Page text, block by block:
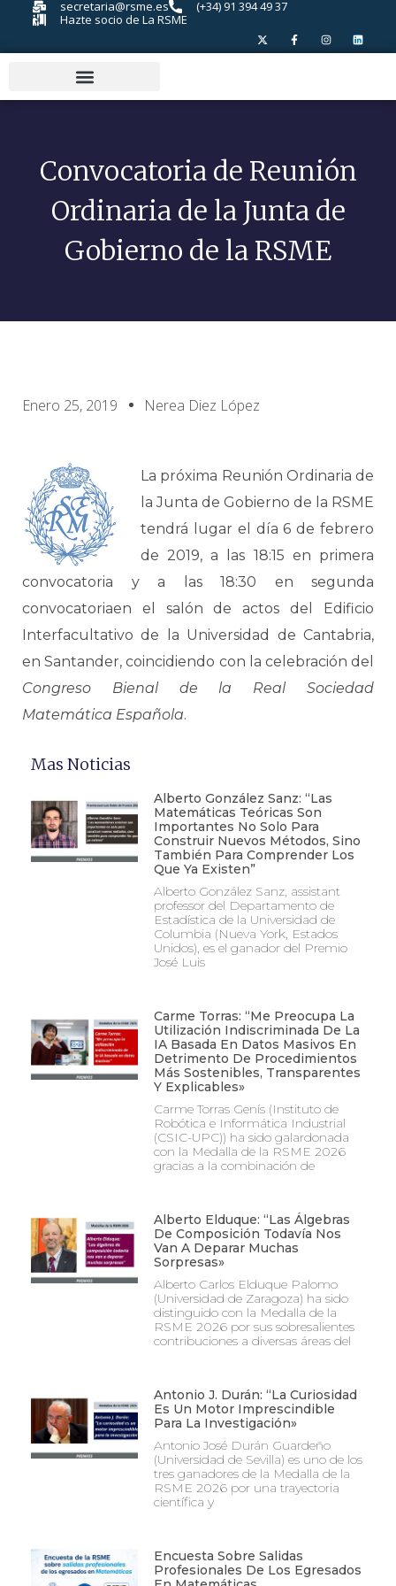
secretaria@rsme.es
(+34) 91 394 49 37
Hazte socio de La RSME
Convocatoria de Reunión
Ordinaria de la Junta de
Gobierno de la RSME
Enero 25, 2019 Nerea Diez López
La próxima Reunión Ordinaria de
la Junta de Gobierno de la RSME
tendrá lugar el día 6 de febrero
de 2019, a las 18:15 en primera
convocatoria y a las 18:30 en segunda
convocatoriaen el salón de actos del Edificio
Interfacultativo de la Universidad de Cantabria,
en Santander, coincidiendo con la celebración del
Congreso Bienal de la Real Sociedad
Matemática Española.
Mas Noticias
Alberto González Sanz: “Las
Matemáticas Teóricas Son
Importantes No Solo Para
Construir Nuevos Métodos, Sino
También Para Comprender Los
Que Ya Existen”
Alberto González Sanz, assistant
professor del Departamento de
Estadística de la Universidad de
Columbia (Nueva York, Estados
Unidos), es el ganador del Premio
José Luis
Carme Torras: “Me Preocupa La
Utilización Indiscriminada De La
IA Basada En Datos Masivos En
Detrimento De Procedimientos
Más Sostenibles, Transparentes
Y Explicables»
Carme Torras Genís (Instituto de
Robótica e Informática Industrial
(CSIC-UPC)) ha sido galardonada
con la Medalla de la RSME 2026
gracias a la combinación de
Alberto Elduque: “Las Álgebras
De Composición Todavía Nos
Van A Deparar Muchas
Sorpresas»
Alberto Carlos Elduque Palomo
(Universidad de Zaragoza) ha sido
distinguido con la Medalla de la
RSME 2026 por sus sobresalientes
contribuciones a diversas áreas del
Antonio J. Durán: “La Curiosidad
Es Un Motor Imprescindible
Para La Investigación»
Antonio José Durán Guardeño
(Universidad de Sevilla) es uno de los
tres ganadores de la Medalla de la
RSME 2026 por una trayectoria
científica y
Encuesta Sobre Salidas
Profesionales De Los Egresados